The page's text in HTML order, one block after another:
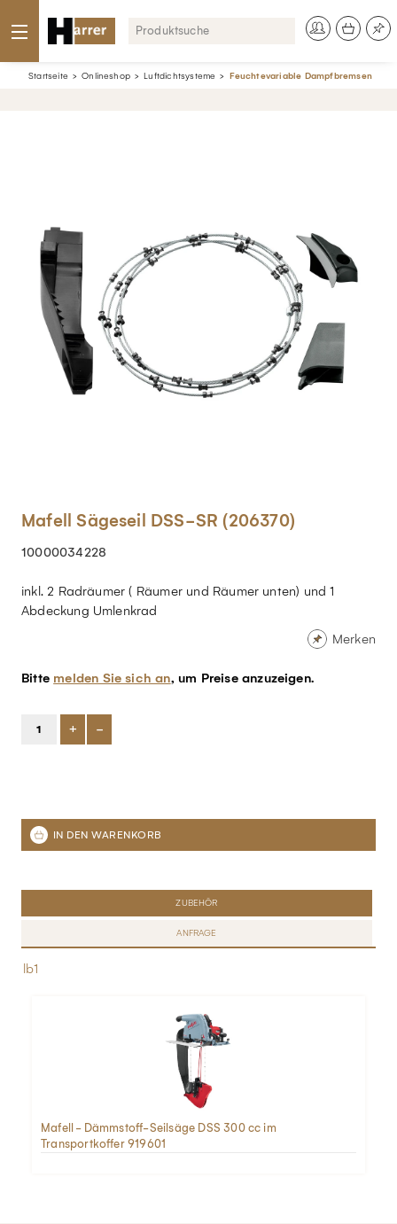
Startseite Onlineshop Luftdichtsysteme Feuchtevariable Dampfbremsen
Mafell Sägeseil DSS-SR (206370)
10000034228
inkl. 2 Radräumer ( Räumer und Räumer unten) und 1
Abdeckung Umlenkrad
Merken
Bitte melden Sie sich an, um Preise anzuzeigen.
+ -
ZUBEHÖR
ANFRAGE
lb1
Mafell - Dämmstoff-Seilsäge DSS 300 cc im
Transportkoffer 919601